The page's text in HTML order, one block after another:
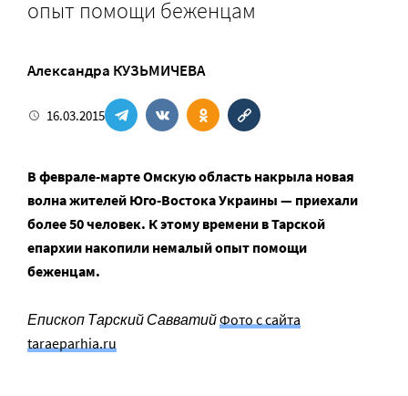
опыт помощи беженцам
Александра КУЗЬМИЧЕВА
16.03.2015
В феврале-марте Омскую область накрыла новая
волна жителей Юго-Востока Украины — приехали
более 50 человек. К этому времени в Тарской
епархии накопили немалый опыт помощи
беженцам.
Епископ Тарский СавватийФото с сайта
taraeparhia.ru